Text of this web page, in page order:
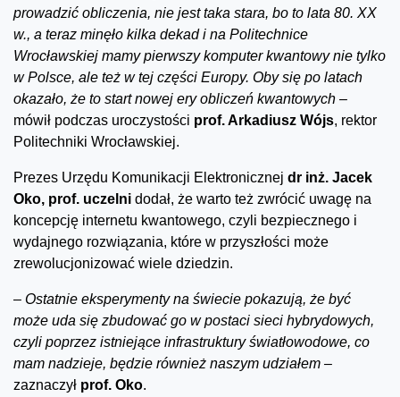
prowadzić obliczenia, nie jest taka stara, bo to lata 80. XX
w., a teraz minęło kilka dekad i na Politechnice
Wrocławskiej mamy pierwszy komputer kwantowy nie tylko
w Polsce, ale też w tej części Europy. Oby się po latach
okazało, że to start nowej ery obliczeń kwantowych –
mówił podczas uroczystości prof. Arkadiusz Wójs, rektor
Politechniki Wrocławskiej.
Prezes Urzędu Komunikacji Elektronicznej dr inż. Jacek
Oko, prof. uczelni dodał, że warto też zwrócić uwagę na
koncepcję internetu kwantowego, czyli bezpiecznego i
wydajnego rozwiązania, które w przyszłości może
zrewolucjonizować wiele dziedzin.
– Ostatnie eksperymenty na świecie pokazują, że być
może uda się zbudować go w postaci sieci hybrydowych,
czyli poprzez istniejące infrastruktury światłowodowe, co
mam nadzieje, będzie również naszym udziałem –
zaznaczył prof. Oko.